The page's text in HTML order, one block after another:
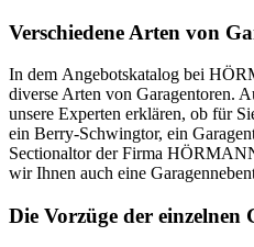
Verschiedene Arten von
In dem Angebotskatalog bei
diverse Arten von Garagentoren.
unsere Experten erklären, ob für
ein Berry-Schwingtor, ein
Sectionaltor der Firma
wir Ihnen auch eine
Die Vorzüge der einzelnen